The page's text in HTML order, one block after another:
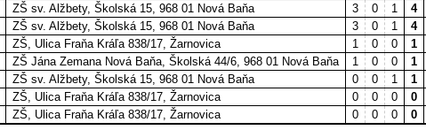
ZŠ sv. Alžbety, Školská 15, 968 01 Nová Baňa 3 0 1 4
ZŠ sv. Alžbety, Školská 15, 968 01 Nová Baňa 3 0 1 4
ZŠ, Ulica Fraňa Kráľa 838/17, Žarnovica 1 0 0 1
ZŠ Jána Zemana Nová Baňa, Školská 44/6, 968 01 Nová Baňa 1 0 0 1
ZŠ sv. Alžbety, Školská 15, 968 01 Nová Baňa 0 0 1 1
ZŠ, Ulica Fraňa Kráľa 838/17, Žarnovica 0 0 0 0
ZŠ, Ulica Fraňa Kráľa 838/17, Žarnovica 0 0 0 0